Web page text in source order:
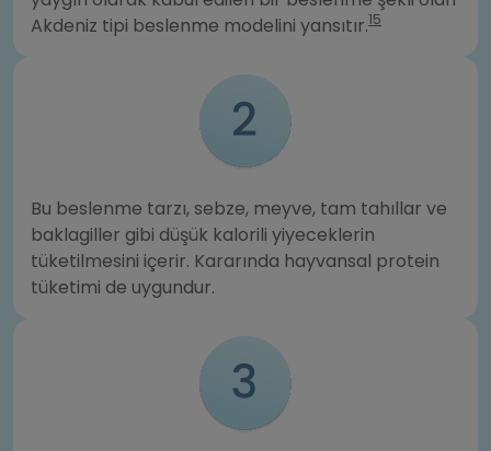
Akdeniz tipi beslenme modelini yansıtır.15
Bu beslenme tarzı, sebze, meyve, tam tahıllar ve
baklagiller gibi düşük kalorili yiyeceklerin
tüketilmesini içerir. Kararında hayvansal protein
tüketimi de uygundur.